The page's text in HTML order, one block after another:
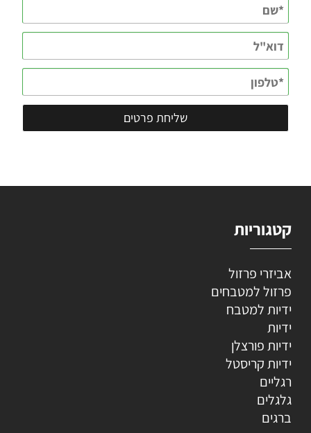
קטגוריות
אביזרי פרזול
פרזול למטבחים
ידיות למטבח
ידיות
ידיות פורצלן
ידיות קריסטל
רגליים
גלגלים
ברגים